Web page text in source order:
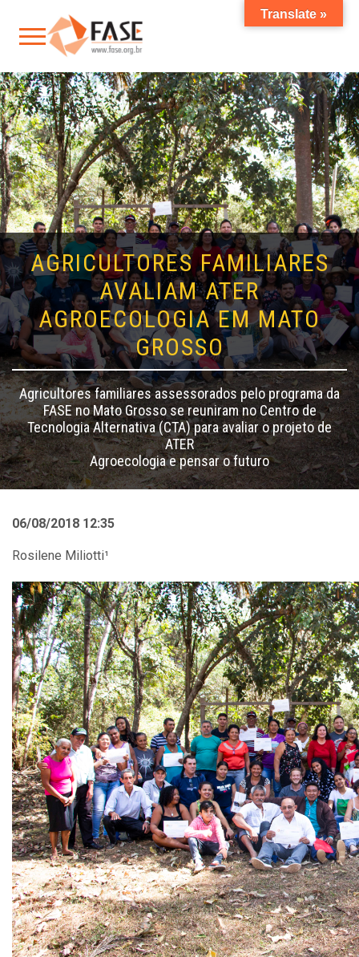
AGRICULTORES FAMILIARES
AVALIAM ATER
AGROECOLOGIA EM MATO
GROSSO
Agricultores familiares assessorados pelo programa da
FASE no Mato Grosso se reuniram no Centro de
Tecnologia Alternativa (CTA) para avaliar o projeto de
ATER
Agroecologia e pensar o futuro
06/08/2018 12:35
Rosilene Miliotti¹
Translate »